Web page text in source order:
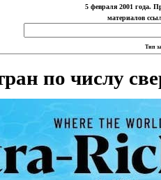
5 февраля 2001 года.
материалов
Тип
по числу